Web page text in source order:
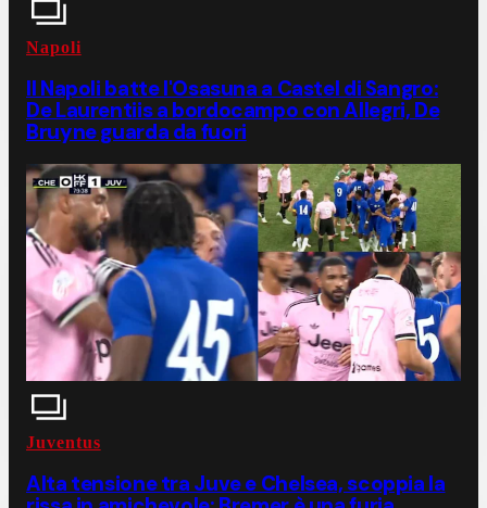
Napoli
Il Napoli batte l'Osasuna a Castel di Sangro:
De Laurentiis a bordocampo con Allegri, De
Bruyne guarda da fuori
Juventus
Alta tensione tra Juve e Chelsea, scoppia la